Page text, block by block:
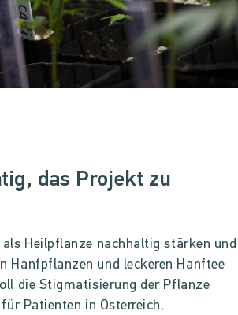
das Projekt zu
Heilpflanze nachhaltig stärken und
Hanfpflanzen und leckeren Hanftee
die Stigmatisierung der Pflanze
Patienten in Österreich,